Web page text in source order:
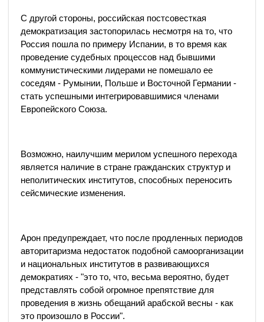
С другой стороны, российская постсовесткая
демократизация застопорилась несмотря на то, что
Россия пошла по примеру Испании, в то время как
проведение судебных процессов над бывшими
коммунистическими лидерами не помешало ее
соседям - Румынии, Польше и Восточной Германии -
стать успешными интегрировавшимися членами
Европейского Союза.
Возможно, наилучшим мерилом успешного перехода
является наличие в стране гражданских структур и
неполитических институтов, способных переносить
сейсмические изменения.
Арон предупреждает, что после продленных периодов
авторитаризма недостаток подобной самоорганизации
и национальных институтов в развивающихся
демократиях - "это то, что, весьма вероятно, будет
представлять собой огромное препятствие для
проведения в жизнь обещаний арабской весны - как
это произошло в России".